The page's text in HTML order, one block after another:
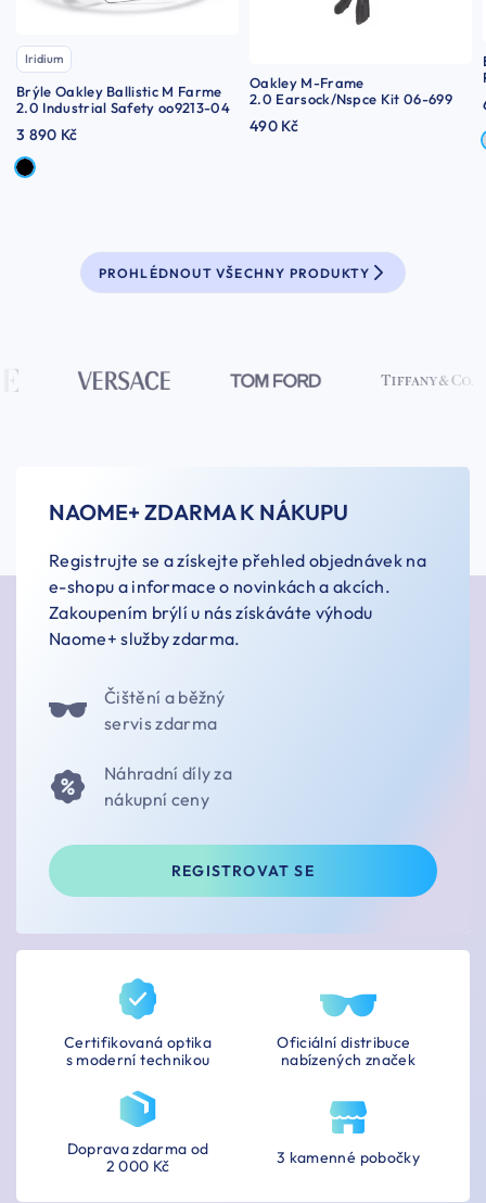
Iridium
Brýle Oakley Ballistic M Farme
2.0 Industrial Safety oo9213-04
3 890 Kč
Oakley M-Frame
2.0 Earsock/Nspce Kit 06-699
490 Kč
PROHLÉDNOUT VŠECHNY PRODUKTY
NAOME+ ZDARMA K NÁKUPU
Registrujte se a získejte přehled objednávek na
e-shopu a informace o novinkách a akcích.
Zakoupením brýlí u nás získáváte výhodu
Naome+ služby zdarma.
Čištění a běžný
servis zdarma
Náhradní díly za
nákupní ceny
REGISTROVAT SE
Certifikovaná optika
s moderní technikou
Oficiální distribuce
nabízených značek
3 kamenné pobočky
Doprava zdarma od
2 000 Kč